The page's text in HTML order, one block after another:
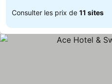
Consulter les prix de 11 sites